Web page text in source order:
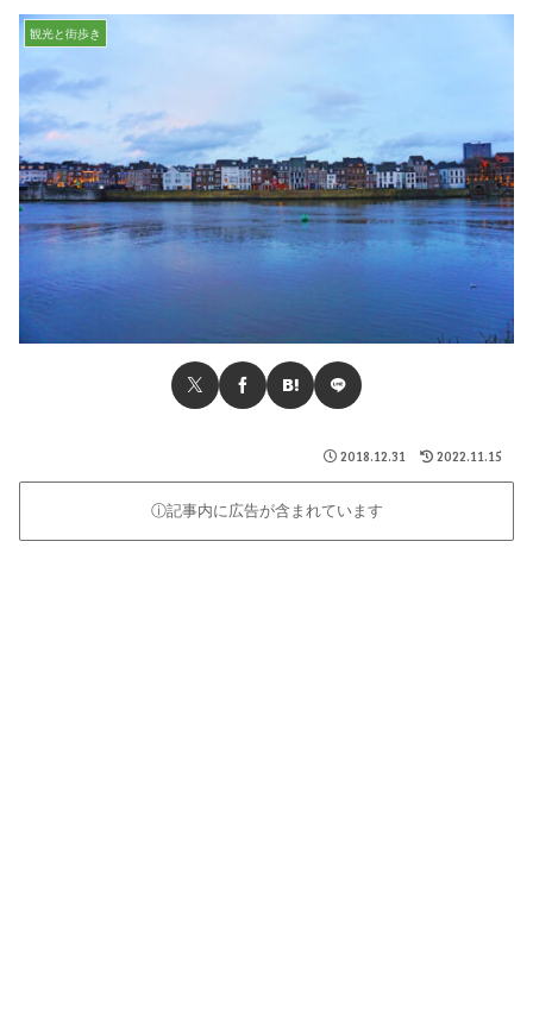
観光と街歩き
2018.12.31 2022.11.15
ⓘ記事内に広告が含まれています